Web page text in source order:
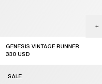
GENESIS VINTAGE RUNNER
330 USD
SALE